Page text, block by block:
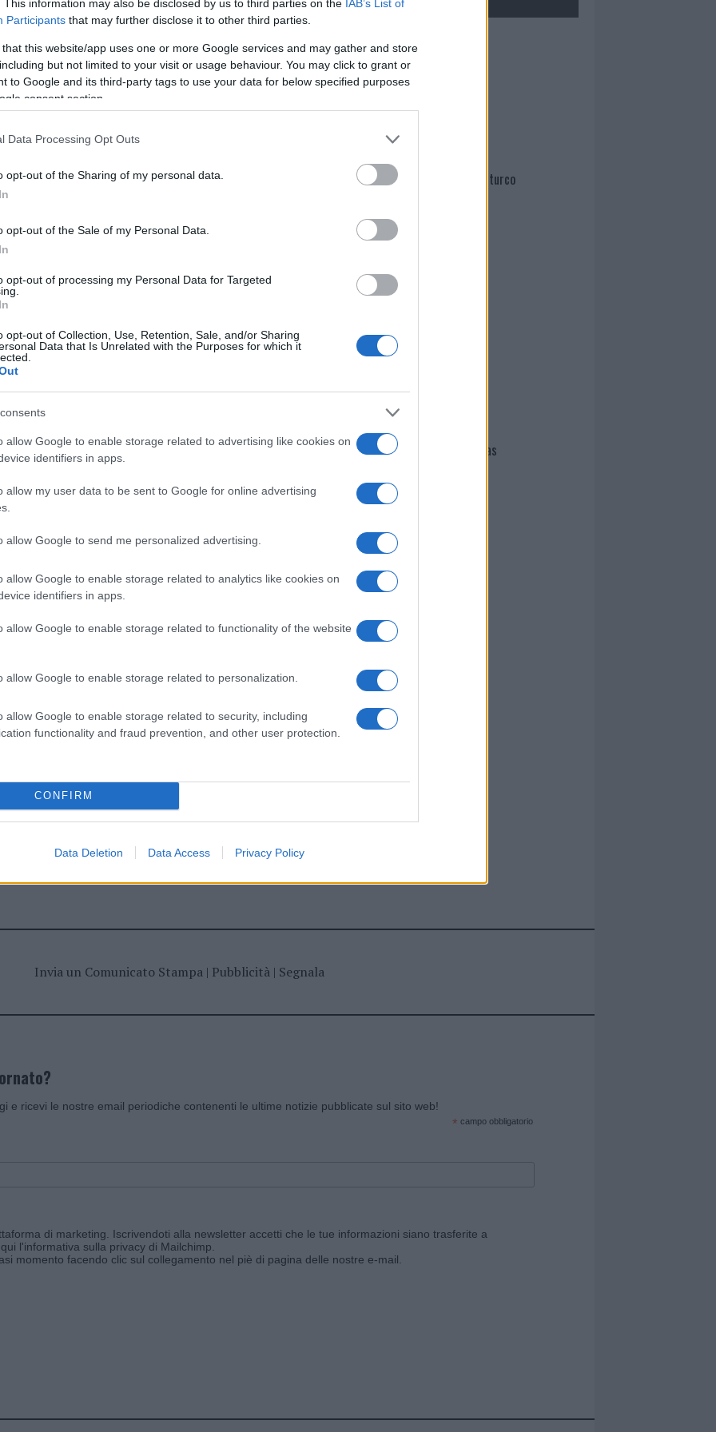
This information may also be disclosed by us to third parties on the IAB’s List of
Participants that may further disclose it to other third parties.
that this website/app uses one or more Google services and may gather and store
but not limited to your visit or usage behaviour. You may click to grant or
to Google and its third-party tags to use your data for below specified purposes
consent section.
Data Processing Opt Outs
opt-out of the Sharing of my personal data.
opt-out of the Sale of my Personal Data.
opt-out of processing my Personal Data for Targeted
opt-out of Collection, Use, Retention, Sale, and/or Sharing
Data that Is Unrelated with the Purposes for which it
allow Google to enable storage related to advertising like cookies on
identifiers in apps.
allow my user data to be sent to Google for online advertising
allow Google to send me personalized advertising.
allow Google to enable storage related to analytics like cookies on
identifiers in apps.
allow Google to enable storage related to functionality of the website
allow Google to enable storage related to personalization.
allow Google to enable storage related to security, including
functionality and fraud prevention, and other user protection.
CONFIRM
Data Deletion Data Access Privacy Policy
anche l’altro scatolone che conteneva
di stupefacente, sempre suddiviso in buste
di 11 chili di “marijuana”.
mentre l’uomo è stato condotto
Bancali, a disposizione dell’autorità
presso il tribunale di Sassari.
cliccandoqui
nella sezione
Carabinieri Sassari
Marijuana Padru
i tuoi video e le tue foto
+39 345 356 7512
di GalluraOggi.it
news daGoogle News
Mario Malu
Paolo Pinna
Martina Agostina Diturco
Giovannimaria Cabras
Invia un Comunicato Stampa| Pubblicità| Segnala
e ricevi le nostre email periodiche contenenti le ultime notizie pubblicate sul sito web!
* campo obbligatorio
di marketing. Iscrivendoti alla newsletter accetti che le tue informazioni siano trasferite a
l'informativa sulla privacy di Mailchimp
momento facendo clic sul collegamento nel piè di pagina delle nostre e-mail.